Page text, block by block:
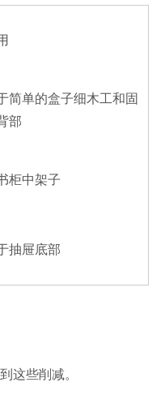
简单的盒子细木工和固
部
柜中架子
抽屉底部
这些削减。